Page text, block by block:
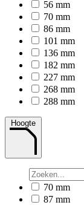
56 mm
70 mm
86 mm
101 mm
136 mm
182 mm
227 mm
268 mm
288 mm
Hoogte
70 mm
87 mm